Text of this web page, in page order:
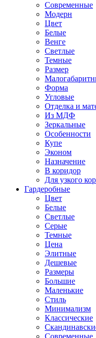
Современные
Модерн
Цвет
Белые
Венге
Светлые
Темные
Размер
Форма
Угловые
Отделка и
Из МДФ
Зеркальные
Особенности
Купе
Эконом
Назначение
В коридор
Для узкого
Гардеробные
Цвет
Белые
Светлые
Серые
Темные
Цена
Элитные
Дешевые
Размеры
Большие
Маленькие
Стиль
Минимализм
Классические
Современные